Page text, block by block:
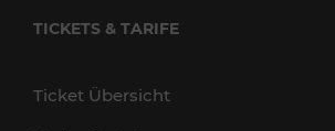
TICKETS & TARIFE
Ticket Übersicht